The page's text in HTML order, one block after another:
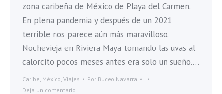
zona caribeña de México de Playa del Carmen.
En plena pandemia y después de un 2021
terrible nos parece aún más maravilloso.
Nochevieja en Riviera Maya tomando las uvas al
calorcito pocos meses antes era solo un sueño.…
Caribe México Viajes Por Buceo Navarra
Deja un comentario